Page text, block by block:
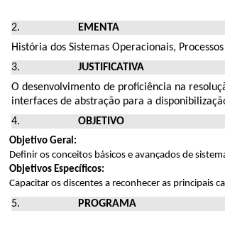
EMENTA
História dos Sistemas Operacionais,
JUSTIFICATIVA
O desenvolvimento de proficiência na
interfaces de abstração para a
OBJETIVO
Objetivo Geral:
Definir os conceitos básicos e avançados de
Objetivos Específicos:
Capacitar os discentes a reconhecer as principais
PROGRAMA